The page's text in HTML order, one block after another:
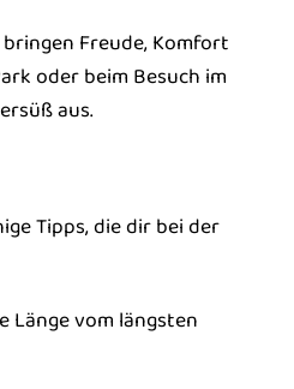
Freude, Komfort
oder beim Besuch im
aus.
Tipps, die dir bei der
Länge vom längsten